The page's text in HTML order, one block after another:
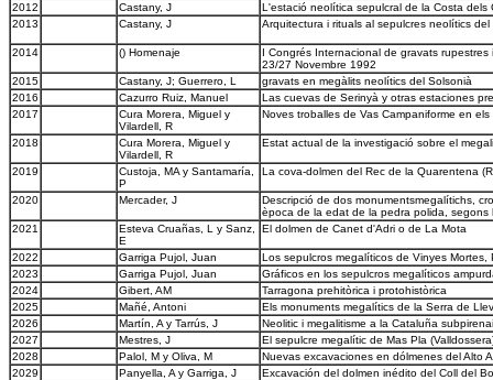
2012
Castany, J
L'estació neolítica sepulcral de la Costa dels
2013
Castany, J Arquitectura i rituals al sepulcres neolítics del
2014 () Homenaje
I Congrés Internacional de gravats
23/27 Novembre 1992
2015
Castany, J; Guerrero, L
gravats en megàlits neolítics del Solsonià
2016
Cazurro Ruiz, Manuel
Las cuevas de Serinyà y otras estaciones
2017
Cura Morera, Miguel y
Vilardell, R
Noves troballes de Vas Campaniforme en
2018
Cura Morera, Miguel y
Vilardell, R
Estat actual de la investigació sobre el
2019
Custoja, MA y Santamaría,
P
La cova-dolmen del Rec de la Quarentena
2020 Mercader, J
Descripció de dos monumentsmegalítichs,
època de la edat de la pedra polida, segons
2021
Esteva Cruañas, L y Sanz,
E
El dolmen de Canet d'Adri o de La Mota
2022 Garriga Pujol, Juan
Los sepulcros megalíticos de Vinyes Mortes,
2023
Garriga Pujol, Juan
Gráficos en los sepulcros megalíticos
2024
Gibert, AM
Tarragona prehitòrica i protohistòrica
2025
Mañé, Antoni
Els monuments megalítics de la Serra de
2026
Martín, A y Tarrús, J
Neolitic i megalitisme a la Cataluña
2027
Mestres, J
El sepulcre megalític de Mas Pla
2028
Palol, M y Oliva, M
Nuevas excavaciones en dólmenes del Alto
2029
Panyella, A y Garriga, J
Excavación del dolmen inédito del Coll del